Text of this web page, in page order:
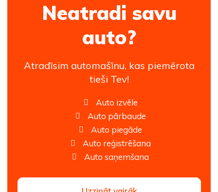
Neatradi savu
auto?
Atradīsim automašīnu, kas piemērota
tieši Tev!
Auto izvēle
Auto pārbaude
Auto piegāde
Auto reģistrēšana
Auto saņemšana